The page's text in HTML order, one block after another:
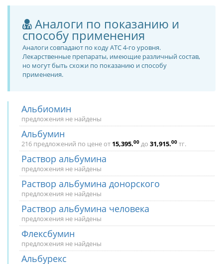
Аналоги по показанию и
способу применения
Аналоги совпадают по коду ATC 4-го уровня.
Лекарственные препараты, имеющие различный состав,
но могут быть схожи по показанию и способу
применения.
Альбиомин
предложения не найдены
Альбумин
216 предложений по цене от 15,395.00 до 31,915.00 тг.
Раствор альбумина
предложения не найдены
Раствор альбумина донорского
предложения не найдены
Раствор альбумина человека
предложения не найдены
Флексбумин
предложения не найдены
Альбурекс